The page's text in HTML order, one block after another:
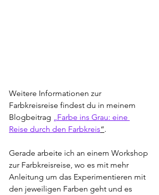
Weitere Informationen zur
Farbkreisreise findest du in meinem
Blogbeitrag
„Farbe ins Grau: eine
Reise durch den Farbkreis“.
Gerade arbeite ich an einem Workshop
zur Farbkreisreise, wo es mit mehr
Anleitung um das Experimentieren mit
den jeweiligen Farben geht und es